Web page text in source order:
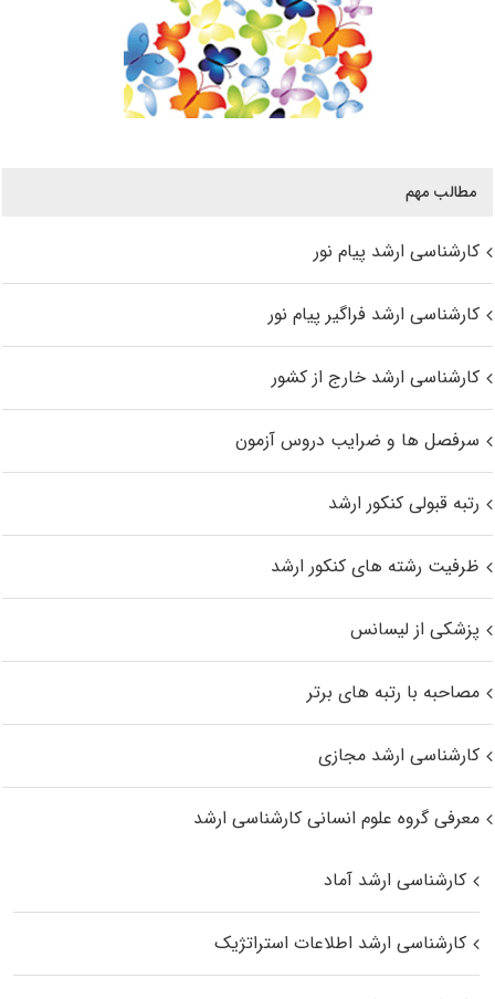
مطالب مهم
کارشناسی ارشد پیام نور
کارشناسی ارشد فراگیر پیام نور
کارشناسی ارشد خارج از کشور
سرفصل ها و ضرایب دروس آزمون
رتبه قبولی کنکور ارشد
ظرفیت رشته های کنکور ارشد
پزشکی از لیسانس
مصاحبه با رتبه های برتر
کارشناسی ارشد مجازی
معرفی گروه علوم انسانی کارشناسی ارشد
کارشناسی ارشد آماد
کارشناسی ارشد اطلاعات استراتژیک